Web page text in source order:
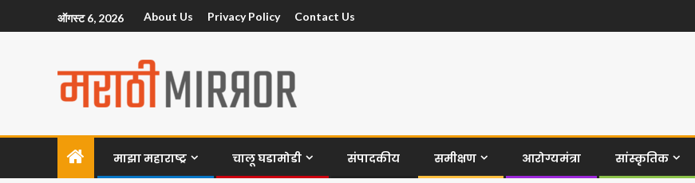
ऑगस्ट 6, 2026 About Us Privacy Policy Contact Us
माझा महाराष्ट्र चालू घडामोडी संपादकीय समीक्षण आरोग्यमंत्रा सांस्कृतिक